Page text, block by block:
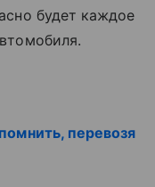
будет каждое
перевозя